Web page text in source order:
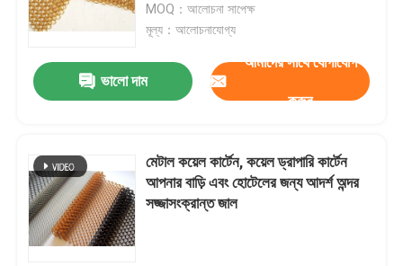
MOQ：আলোচনা সাপেক্ষ
মূল্য：আলোচনাযোগ্য
ভালো দাম
আমাদের সাথে যোগাযোগ
করুন
মেটাল কয়েল কার্টেন, কয়েল ড্রাপারি কার্টেন
আপনার বাড়ি এবং হোটেলের জন্য আদর্শ অন্দর
সজ্জাসংক্রান্ত জাল